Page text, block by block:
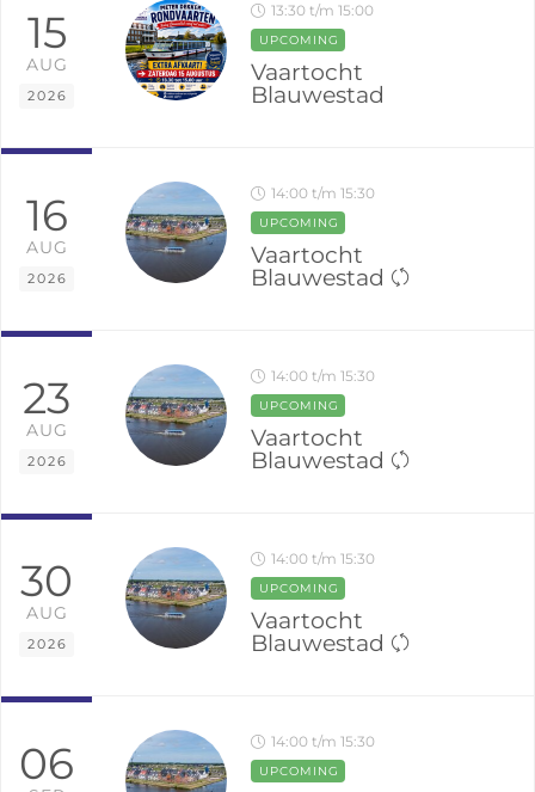
15
AUG
2026
13:30 t/m 15:00
UPCOMING
Vaartocht
Blauwestad
16
AUG
2026
14:00 t/m 15:30
UPCOMING
Vaartocht
Blauwestad
23
AUG
2026
14:00 t/m 15:30
UPCOMING
Vaartocht
Blauwestad
30
AUG
2026
14:00 t/m 15:30
UPCOMING
Vaartocht
Blauwestad
06 14:00 t/m 15:30
UPCOMING